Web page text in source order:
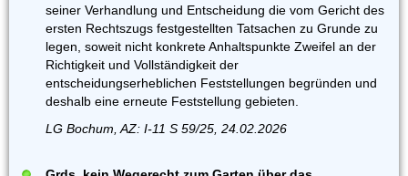
seiner Verhandlung und Entscheidung die vom Gericht des
ersten Rechtszugs festgestellten Tatsachen zu Grunde zu
legen, soweit nicht konkrete Anhaltspunkte Zweifel an der
Richtigkeit und Vollständigkeit der
entscheidungserheblichen Feststellungen begründen und
deshalb eine erneute Feststellung gebieten.
LG Bochum, AZ: I-11 S 59/25, 24.02.2026